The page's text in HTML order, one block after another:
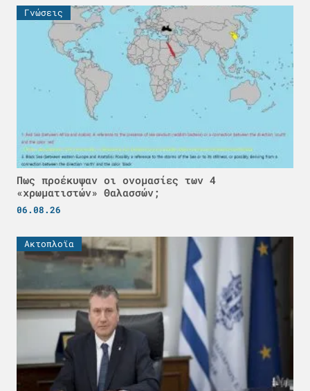
Γνώσεις
Πως προέκυψαν οι ονομασίες των 4
«χρωματιστών» Θαλασσών;
06.08.26
Ακτοπλοϊα